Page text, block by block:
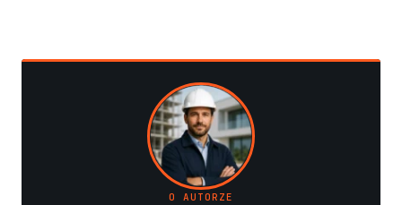
O AUTORZE